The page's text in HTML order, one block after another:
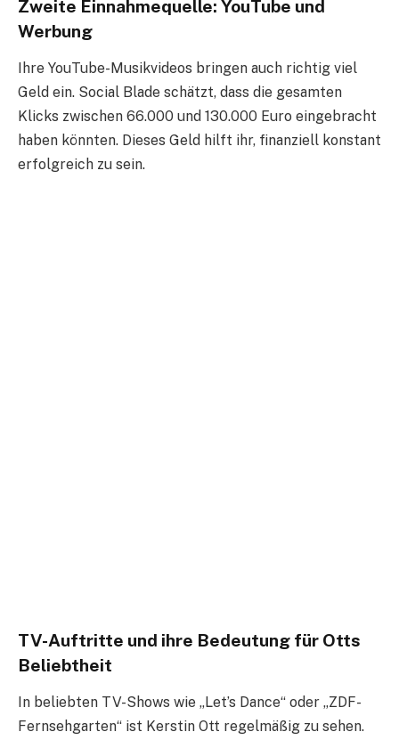
Zweite Einnahmequelle: YouTube und
Werbung
Ihre YouTube-Musikvideos bringen auch richtig viel
Geld ein. Social Blade schätzt, dass die gesamten
Klicks zwischen 66.000 und 130.000 Euro eingebracht
haben könnten. Dieses Geld hilft ihr, finanziell konstant
erfolgreich zu sein.
TV-Auftritte und ihre Bedeutung für Otts
Beliebtheit
In beliebten TV-Shows wie „Let’s Dance“ oder „ZDF-
Fernsehgarten“ ist Kerstin Ott regelmäßig zu sehen.